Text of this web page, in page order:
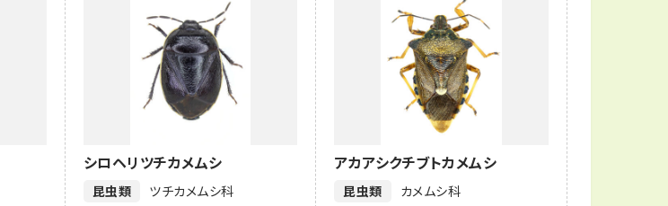
昆虫類
シロヘリツチカメムシ
ツチカメムシ科 昆虫類
アカアシクチブトカメムシ
カメムシ科